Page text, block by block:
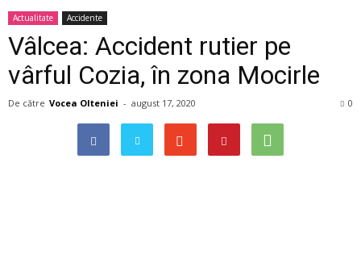
Actualitate Accidente
Vâlcea: Accident rutier pe
vârful Cozia, în zona Mocirle
De către Vocea Olteniei - august 17, 2020 0